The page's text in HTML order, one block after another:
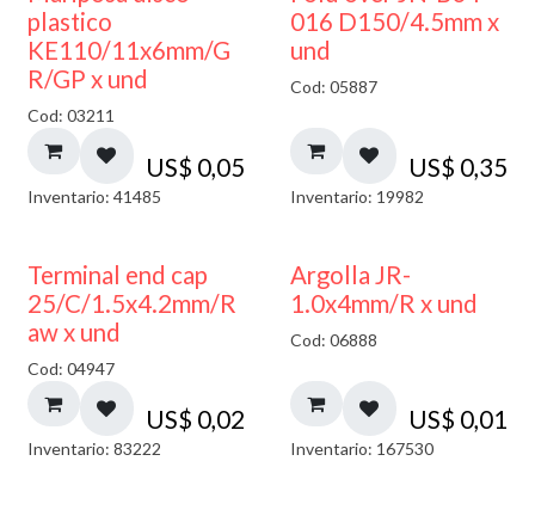
plastico
KE110/11x6mm/G
R/GP x und
Cod: 03211
US$ 0,05
Inventario: 41485
016 D150/4.5mm x
und
Cod: 05887
US$ 0,35
Inventario: 19982
Terminal end cap
25/C/1.5x4.2mm/R
aw x und
Cod: 04947
US$ 0,02
Inventario: 83222
Argolla JR-
1.0x4mm/R x und
Cod: 06888
US$ 0,01
Inventario: 167530